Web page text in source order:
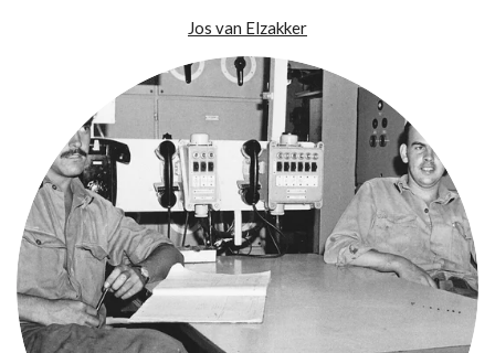
Jos van Elzakker